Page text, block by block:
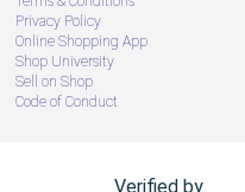
Privacy Policy
Online Shopping App
Shop University
Sell on Shop
Code of Conduct
Verified by